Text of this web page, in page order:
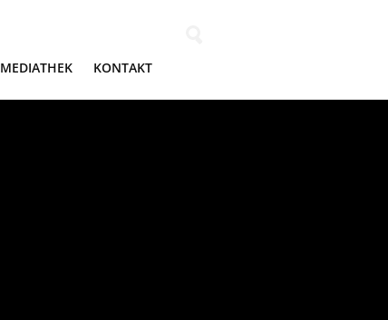
MEDIATHEK KONTAKT